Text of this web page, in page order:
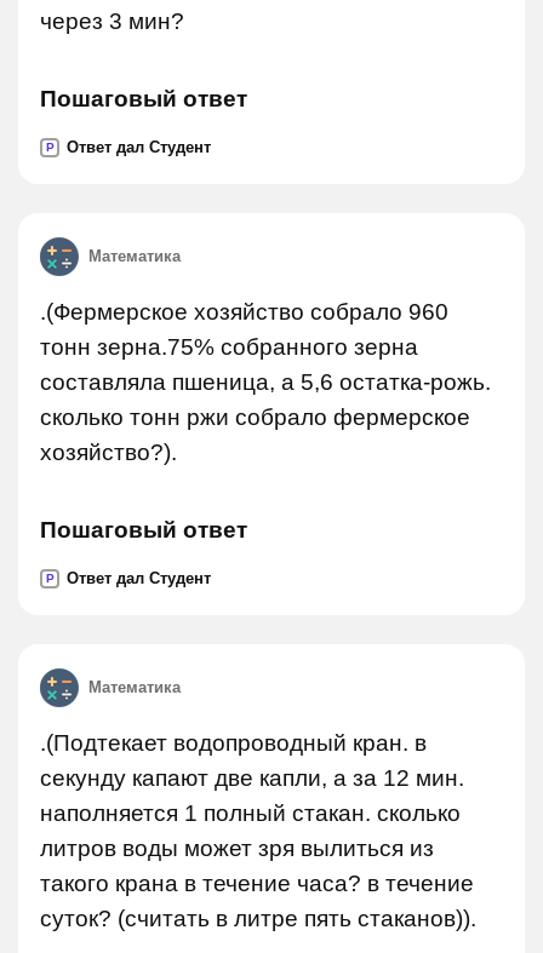
через 3 мин?
Пошаговый ответ
P Ответ дал Студент
Математика
.(Фермерское хозяйство собрало 960
тонн зерна.75% собранного зерна
составляла пшеница, а 5,6 остатка-рожь.
сколько тонн ржи собрало фермерское
хозяйство?).
Пошаговый ответ
P Ответ дал Студент
Математика
.(Подтекает водопроводный кран. в
секунду капают две капли, а за 12 мин.
наполняется 1 полный стакан. сколько
литров воды может зря вылиться из
такого крана в течение часа? в течение
суток? (считать в литре пять стаканов)).